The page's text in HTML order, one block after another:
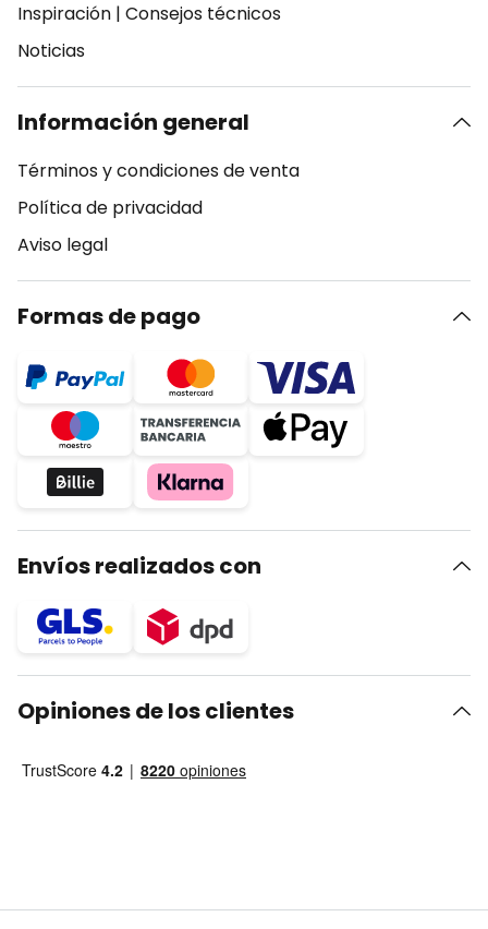
Inspiración | Consejos técnicos
Noticias
Información general
Términos y condiciones de venta
Política de privacidad
Aviso legal
Formas de pago
Envíos realizados con
Opiniones de los clientes